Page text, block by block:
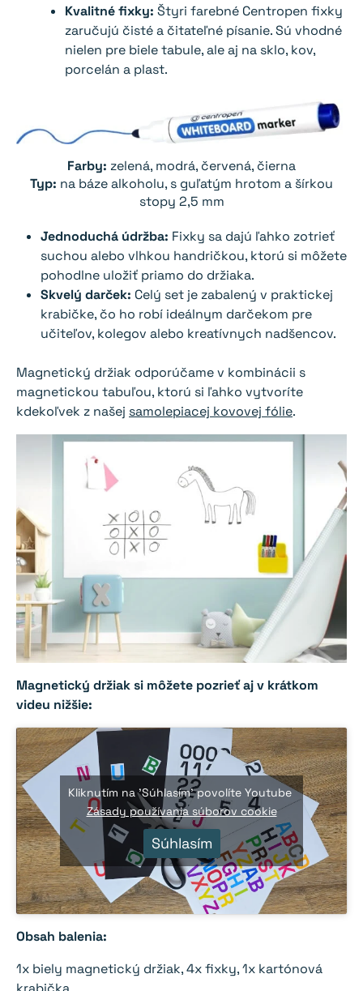
Kvalitné fixky: Štyri farebné Centropen fixky
zaručujú čisté a čitateľné písanie. Sú vhodné
nielen pre biele tabule, ale aj na sklo, kov,
porcelán a plast.
Farby: zelená, modrá, červená, čierna
Typ: na báze alkoholu, s guľatým hrotom a šírkou
stopy 2,5 mm
Jednoduchá údržba: Fixky sa dajú ľahko zotrieť
suchou alebo vlhkou handričkou, ktorú si môžete
pohodlne uložiť priamo do držiaka.
Skvelý darček: Celý set je zabalený v praktickej
krabičke, čo ho robí ideálnym darčekom pre
učiteľov, kolegov alebo kreatívnych nadšencov.
Magnetický držiak odporúčame v kombinácii s
magnetickou tabuľou, ktorú si ľahko vytvoríte
kdekoľvek z našej samolepiacej kovovej fólie.
Magnetický držiak si môžete pozrieť aj v krátkom
videu nižšie:
Kliknutím na 'Súhlasím' povolíte Youtube
Zásady používania súborov cookie
Súhlasím
Obsah balenia:
1x biely magnetický držiak, 4x fixky, 1x kartónová